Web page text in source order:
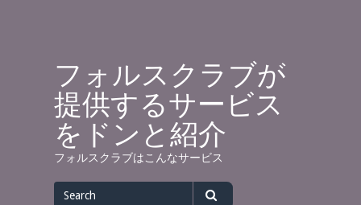
フォルスクラブが
提供するサービス
をドンと紹介
フォルスクラブはこんなサービス
for